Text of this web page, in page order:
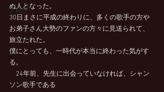
ブログ
ぬ人となった。
30日まさに平成の終わりに、多くの歌手の方や
お弟子さん大勢のファンの方々に見送られて、
旅立たれた。
僕にとっても、一時代が本当に終わった気がす
る。
24年前、先生に出会っていなければ、シャン
ソン歌手である